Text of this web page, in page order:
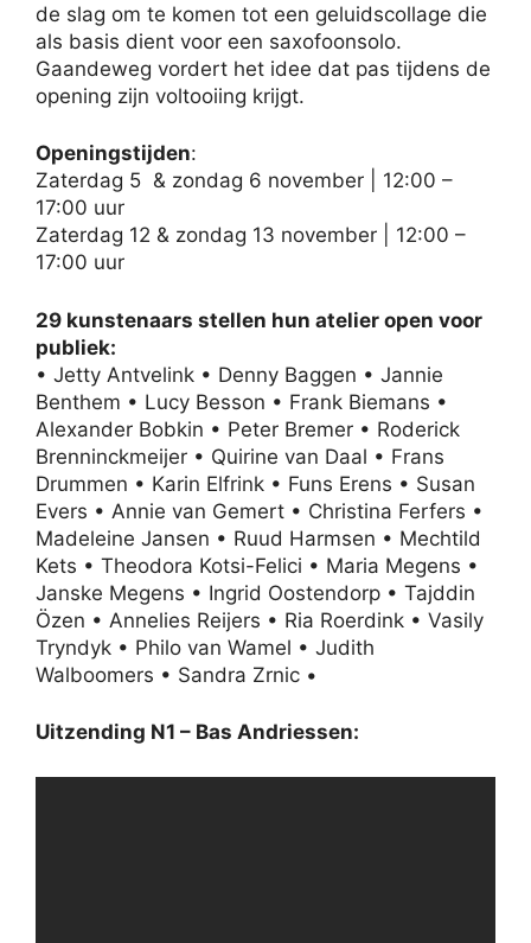
de slag om te komen tot een geluidscollage die
als basis dient voor een saxofoonsolo.
Gaandeweg vordert het idee dat pas tijdens de
opening zijn voltooiing krijgt.
Openingstijden:
Zaterdag 5 & zondag 6 november | 12:00 –
17:00 uur
Zaterdag 12 & zondag 13 november | 12:00 –
17:00 uur
29 kunstenaars stellen hun atelier open voor
publiek:
• Jetty Antvelink • Denny Baggen • Jannie
Benthem • Lucy Besson • Frank Biemans •
Alexander Bobkin • Peter Bremer • Roderick
Brenninckmeijer • Quirine van Daal • Frans
Drummen • Karin Elfrink • Funs Erens • Susan
Evers • Annie van Gemert • Christina Ferfers •
Madeleine Jansen • Ruud Harmsen • Mechtild
Kets • Theodora Kotsi-Felici • Maria Megens •
Janske Megens • Ingrid Oostendorp • Tajddin
Özen • Annelies Reijers • Ria Roerdink • Vasily
Tryndyk • Philo van Wamel • Judith
Walboomers • Sandra Zrnic •
Uitzending N1 – Bas Andriessen: